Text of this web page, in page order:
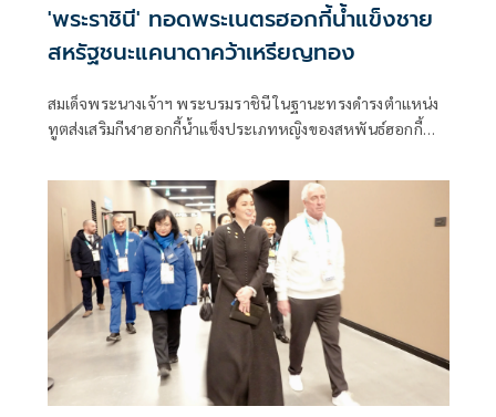
'พระราชินี' ทอดพระเนตรฮอกกี้น้ำแข็งชาย
สหรัฐชนะแคนาดาคว้าเหรียญทอง
สมเด็จพระนางเจ้าฯ พระบรมราชินี ในฐานะทรงดำรงตำแหน่ง
ทูตส่งเสริมกีฬาฮอกกี้น้ำแข็งประเภทหญิงของสหพันธ์ฮอกกี้น้ำ
แข่งขันฮอกกี้น้ำแข็งชาย